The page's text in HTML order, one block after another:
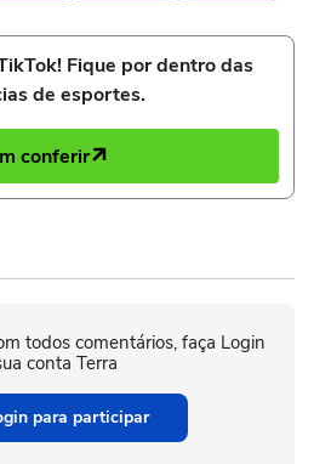
Fique por dentro das
de esportes.
conferir
todos comentários, faça Login
conta Terra
para participar